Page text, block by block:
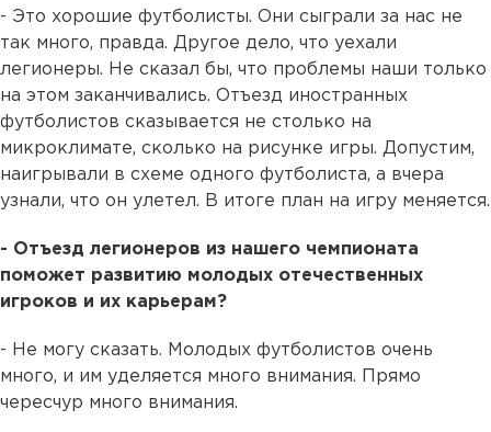
- Это хорошие футболисты. Они сыграли за нас не
так много, правда. Другое дело, что уехали
легионеры. Не сказал бы, что проблемы наши только
на этом заканчивались. Отъезд иностранных
футболистов сказывается не столько на
микроклимате, сколько на рисунке игры. Допустим,
наигрывали в схеме одного футболиста, а вчера
узнали, что он улетел. В итоге план на игру меняется.
- Отъезд легионеров из нашего чемпионата
поможет развитию молодых отечественных
игроков и их карьерам?
- Не могу сказать. Молодых футболистов очень
много, и им уделяется много внимания. Прямо
чересчур много внимания.